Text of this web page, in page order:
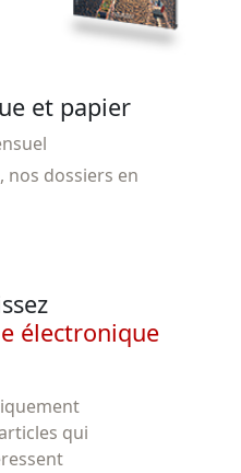
et papier
nos dossiers en
électronique
qui